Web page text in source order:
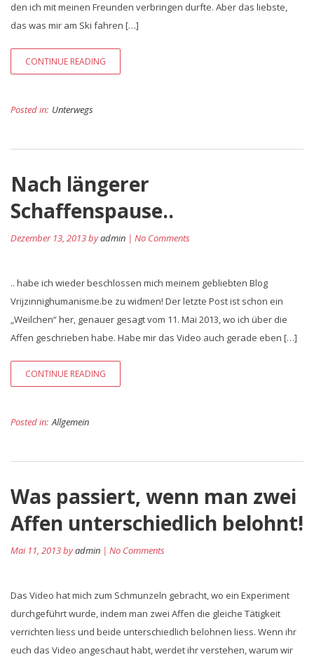
den ich mit meinen Freunden verbringen durfte. Aber das liebste,
das was mir am Ski fahren […]
CONTINUE READING
Posted in: Unterwegs
Nach längerer
Schaffenspause..
Dezember 13, 2013 byadmin | No Comments
.. habe ich wieder beschlossen mich meinem gebliebten Blog
Vrijzinnighumanisme.be zu widmen! Der letzte Post ist schon ein
„Weilchen“ her, genauer gesagt vom 11. Mai 2013, wo ich über die
Affen geschrieben habe. Habe mir das Video auch gerade eben […]
CONTINUE READING
Posted in: Allgemein
Was passiert, wenn man zwei
Affen unterschiedlich belohnt!
Mai 11, 2013 byadmin | No Comments
Das Video hat mich zum Schmunzeln gebracht, wo ein Experiment
durchgeführt wurde, indem man zwei Affen die gleiche Tätigkeit
verrichten liess und beide unterschiedlich belohnen liess. Wenn ihr
euch das Video angeschaut habt, werdet ihr verstehen, warum wir